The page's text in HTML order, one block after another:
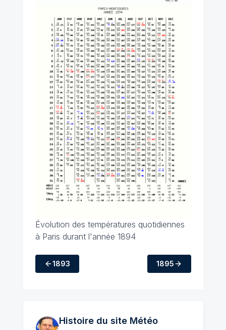
Évolution des températures quotidiennes
à Paris durant l'année 1894
1893 1895
Histoire du site Météo